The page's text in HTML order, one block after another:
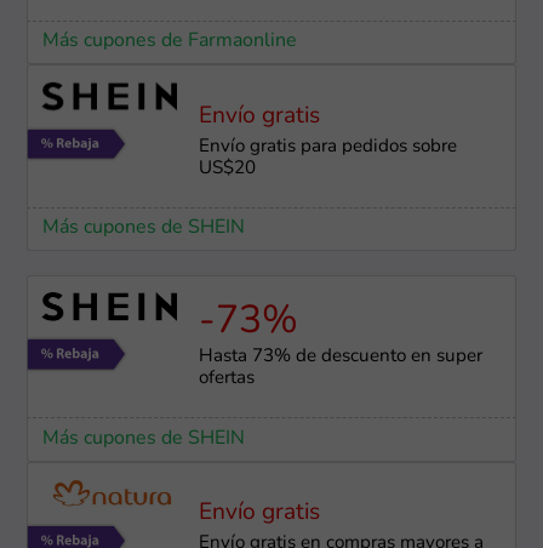
Más cupones de Farmaonline
Envío gratis
Envío gratis para pedidos sobre
US$20
Más cupones de SHEIN
-73%
Hasta 73% de descuento en super
ofertas
Más cupones de SHEIN
Envío gratis
Envío gratis en compras mayores a